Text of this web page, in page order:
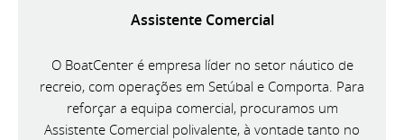
Assistente Comercial
O BoatCenter é empresa líder no setor náutico de
recreio, com operações em Setúbal e Comporta. Para
reforçar a equipa comercial, procuramos um
Assistente Comercial polivalente, à vontade tanto no